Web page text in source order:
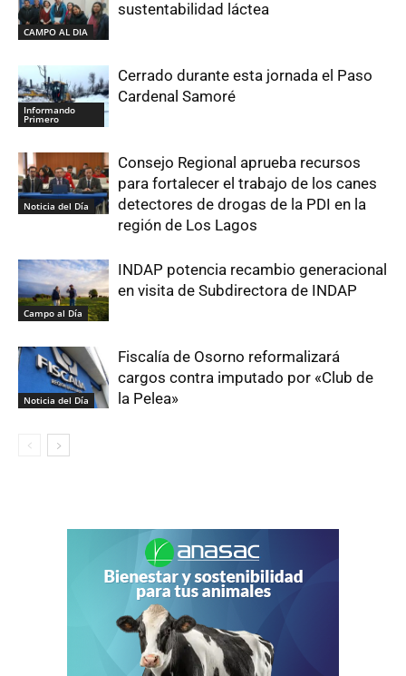
CAMPO AL DIA
sustentabilidad láctea
Informando
Primero
Cerrado durante esta jornada el Paso
Cardenal Samoré
Noticia del Día
Consejo Regional aprueba recursos
para fortalecer el trabajo de los canes
detectores de drogas de la PDI en la
región de Los Lagos
Campo al Día
INDAP potencia recambio generacional
en visita de Subdirectora de INDAP
Noticia del Día
Fiscalía de Osorno reformalizará
cargos contra imputado por «Club de
la Pelea»